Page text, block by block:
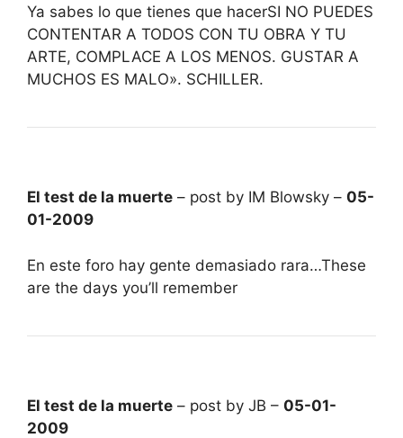
Ya sabes lo que tienes que hacerSI NO PUEDES
CONTENTAR A TODOS CON TU OBRA Y TU
ARTE, COMPLACE A LOS MENOS. GUSTAR A
MUCHOS ES MALO». SCHILLER.
El test de la muerte – post by IM Blowsky – 05-
01-2009
En este foro hay gente demasiado rara…These
are the days you’ll remember
El test de la muerte – post by JB – 05-01-
2009